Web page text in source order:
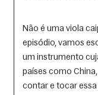
Não é uma viola
episódio, vamos
um instrumento
países como China,
contar e tocar